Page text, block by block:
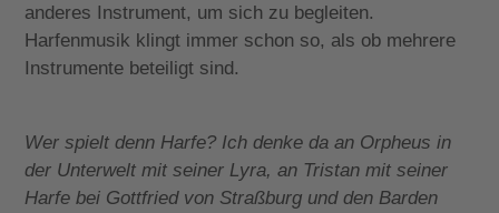
anderes Instrument, um sich zu begleiten.
Harfenmusik klingt immer schon so, als ob mehrere
Instrumente beteiligt sind.
Wer spielt denn Harfe? Ich denke da an Orpheus in
der Unterwelt mit seiner Lyra, an Tristan mit seiner
Harfe bei Gottfried von Straßburg und den Barden